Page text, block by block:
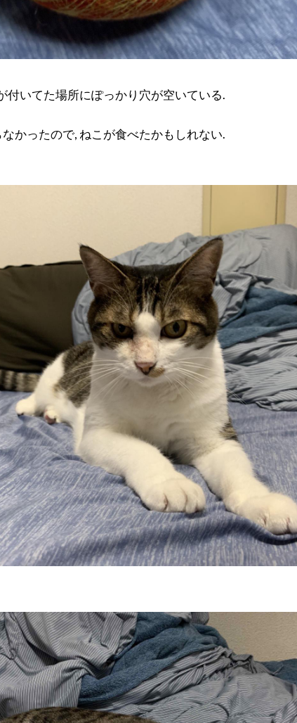
付いてた場所にぽっかり穴が空いている.
かったので, ねこが食べたかもしれない.